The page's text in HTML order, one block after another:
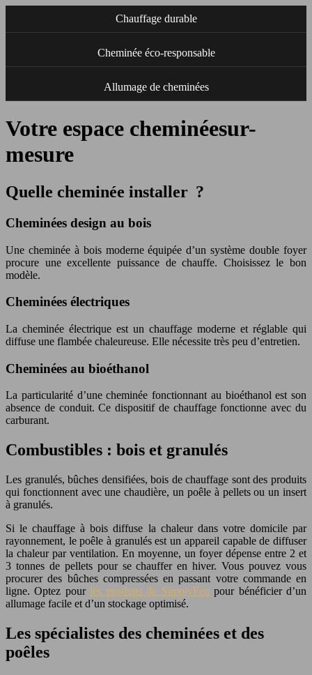
Chauffage durable
Cheminée éco-responsable
Allumage de cheminées
Votre espace cheminéesur-
mesure
Quelle cheminée installer ?
Cheminées design au bois
Une cheminée à bois moderne équipée d’un système double foyer
procure une excellente puissance de chauffe. Choisissez le bon
modèle.
Cheminées électriques
La cheminée électrique est un chauffage moderne et réglable qui
diffuse une flambée chaleureuse. Elle nécessite très peu d’entretien.
Cheminées au bioéthanol
La particularité d’une cheminée fonctionnant au bioéthanol est son
absence de conduit. Ce dispositif de chauffage fonctionne avec du
carburant.
Combustibles : bois et granulés
Les granulés, bûches densifiées, bois de chauffage sont des produits
qui fonctionnent avec une chaudière, un poêle à pellets ou un insert
à granulés.
Si le chauffage à bois diffuse la chaleur dans votre domicile par
rayonnement, le poêle à granulés est un appareil capable de diffuser
la chaleur par ventilation. En moyenne, un foyer dépense entre 2 et
3 tonnes de pellets pour se chauffer en hiver. Vous pouvez vous
procurer des bûches compressées en passant votre commande en
ligne. Optez pour les produits de SimplyFeu pour bénéficier d’un
allumage facile et d’un stockage optimisé.
Les spécialistes des cheminées et des
poêles